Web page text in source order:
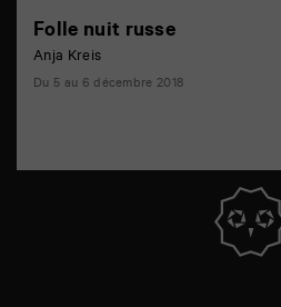
Folle nuit russe
Anja Kreis
Du 5 au 6 décembre 2018